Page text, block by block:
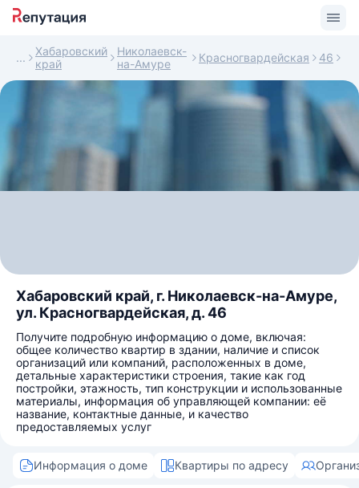
Хабаровский
край
Николаевск-
на-Амуре
Красногвардейская 46
Хабаровский край, г. Николаевск-на-Амуре,
ул. Красногвардейская, д. 46
Получите подробную информацию о доме, включая:
общее количество квартир в здании, наличие и список
организаций или компаний, расположенных в доме,
детальные характеристики строения, такие как год
постройки, этажность, тип конструкции и использованные
материалы, информация об управляющей компании: её
название, контактные данные, и качество
предоставляемых услуг
Информация о доме Квартиры по адресу